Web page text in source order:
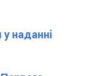
наданні